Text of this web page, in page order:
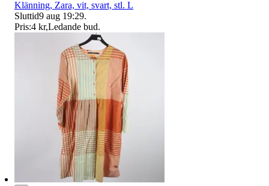
Klänning, Zara, vit, svart, stl. L
Sluttid9 aug 19:29.
Pris:4 kr,Ledande bud.